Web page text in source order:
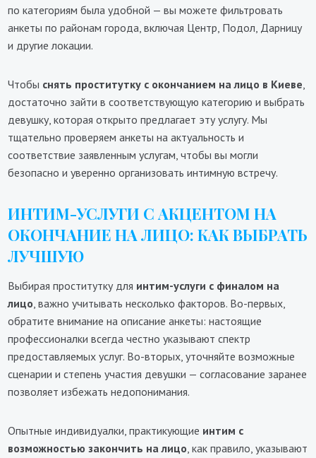
по категориям была удобной — вы можете фильтровать
анкеты по районам города, включая Центр, Подол, Дарницу
и другие локации.
Чтобы снять проститутку с окончанием на лицо в Киеве,
достаточно зайти в соответствующую категорию и выбрать
девушку, которая открыто предлагает эту услугу. Мы
тщательно проверяем анкеты на актуальность и
соответствие заявленным услугам, чтобы вы могли
безопасно и уверенно организовать интимную встречу.
ИНТИМ-УСЛУГИ С АКЦЕНТОМ НА
ОКОНЧАНИЕ НА ЛИЦО: КАК ВЫБРАТЬ
ЛУЧШУЮ
Выбирая проститутку для интим-услуги с финалом на
лицо, важно учитывать несколько факторов. Во-первых,
обратите внимание на описание анкеты: настоящие
профессионалки всегда честно указывают спектр
предоставляемых услуг. Во-вторых, уточняйте возможные
сценарии и степень участия девушки — согласование заранее
позволяет избежать недопонимания.
Опытные индивидуалки, практикующие интим с
возможностью закончить на лицо, как правило, указывают